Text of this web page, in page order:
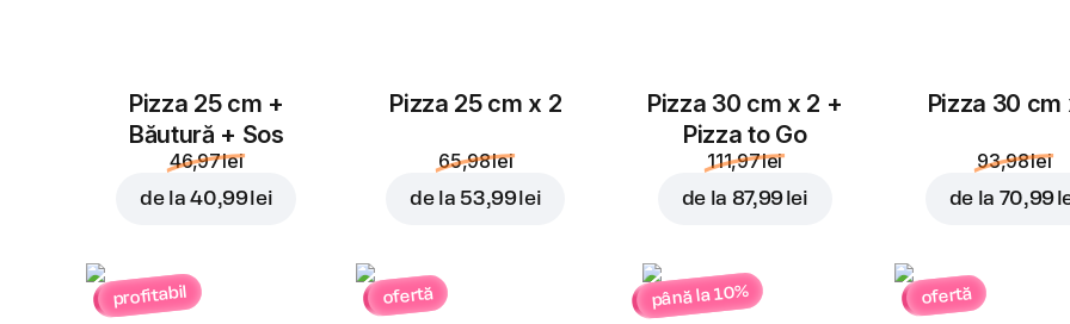
Parmezan
Pizza 25 cm +
Băutură + Sos
46,97 lei
de la40,99 lei
Pizza 25 cm x 2
65,98 lei
de la 53,99 lei
Pizza 30 cm x 2 +
Pizza to Go
111,97 lei
de la 87,99 lei
Pizza 30 cm
93,98 lei
de la 70,99
profitabil ofertă până la 10% ofertă